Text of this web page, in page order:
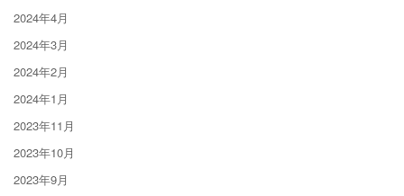
2024年4月
2024年3月
2024年2月
2024年1月
2023年11月
2023年10月
2023年9月